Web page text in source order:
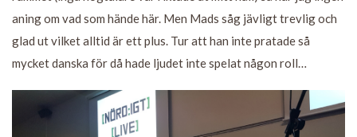
aning om vad som hände här. Men Mads såg jävligt trevlig och
glad ut vilket alltid är ett plus. Tur att han inte pratade så
mycket danska för då hade ljudet inte spelat någon roll…